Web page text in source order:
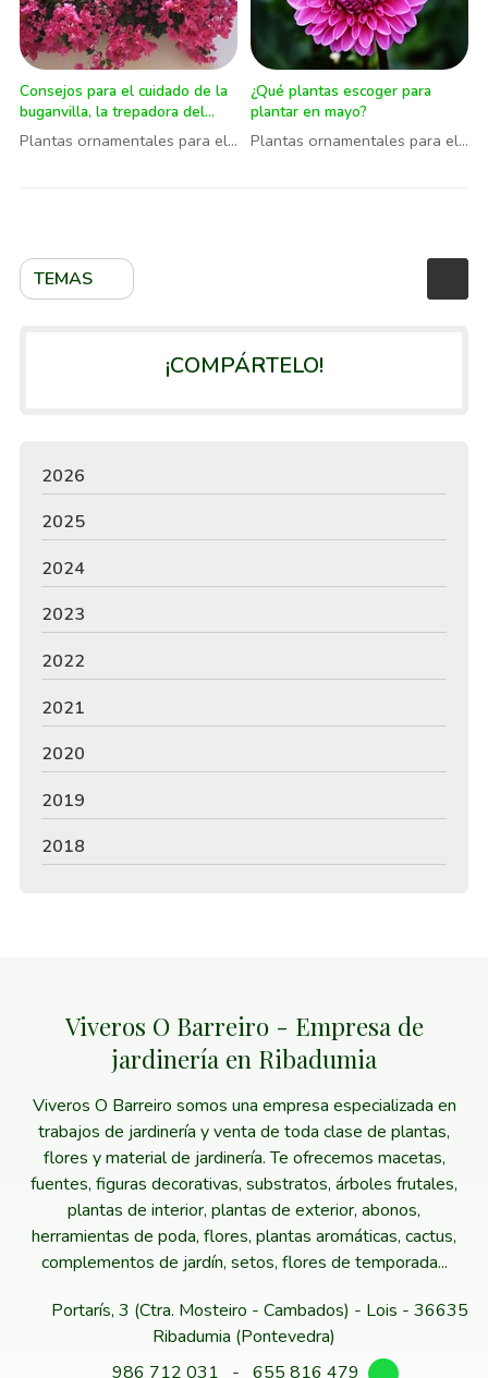
TEMAS
Consejos para el cuidado de la
buganvilla, la trepadora del
verano
Plantas ornamentales para el
¿Qué plantas escoger para
plantar en mayo?
Plantas ornamentales para el
¡COMPÁRTELO!
2026
2025
2024
2023
2022
2021
2020
2019
2018
Viveros O Barreiro - Empresa de
jardinería en Ribadumia
Viveros O Barreiro somos una empresa especializada en
trabajos de jardinería y venta de toda clase de plantas,
flores y material de jardinería. Te ofrecemos macetas,
fuentes, figuras decorativas, substratos, árboles frutales,
plantas de interior, plantas de exterior, abonos,
herramientas de poda, flores, plantas aromáticas, cactus,
complementos de jardín, setos, flores de temporada...
Portarís, 3 (Ctra. Mosteiro - Cambados) - Lois - 36635
Ribadumia (Pontevedra)
986 712 031
- 655 816 479